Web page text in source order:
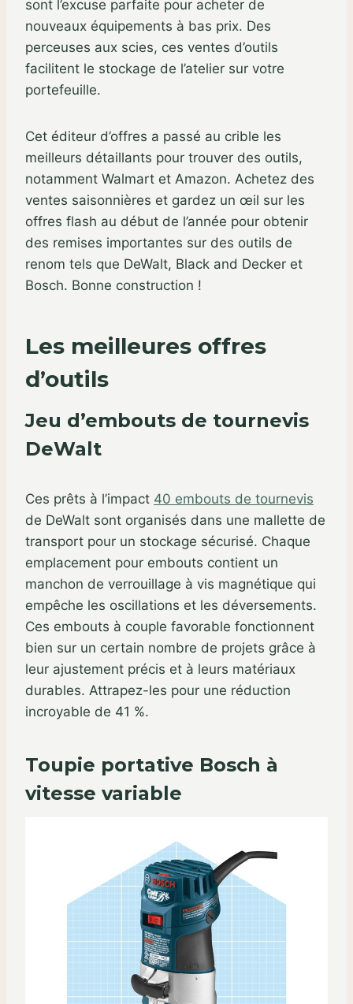
sont l’excuse parfaite pour acheter de
nouveaux équipements à bas prix. Des
perceuses aux scies, ces ventes d’outils
facilitent le stockage de l’atelier sur votre
portefeuille.
Cet éditeur d’offres a passé au crible les
meilleurs détaillants pour trouver des outils,
notamment Walmart et Amazon. Achetez des
ventes saisonnières et gardez un œil sur les
offres flash au début de l’année pour obtenir
des remises importantes sur des outils de
renom tels que DeWalt, Black and Decker et
Bosch. Bonne construction !
Les meilleures offres
d’outils
Jeu d’embouts de tournevis
DeWalt
Ces prêts à l’impact 40 embouts de tournevis
de DeWalt sont organisés dans une mallette de
transport pour un stockage sécurisé. Chaque
emplacement pour embouts contient un
manchon de verrouillage à vis magnétique qui
empêche les oscillations et les déversements.
Ces embouts à couple favorable fonctionnent
bien sur un certain nombre de projets grâce à
leur ajustement précis et à leurs matériaux
durables. Attrapez-les pour une réduction
incroyable de 41 %.
Toupie portative Bosch à
vitesse variable